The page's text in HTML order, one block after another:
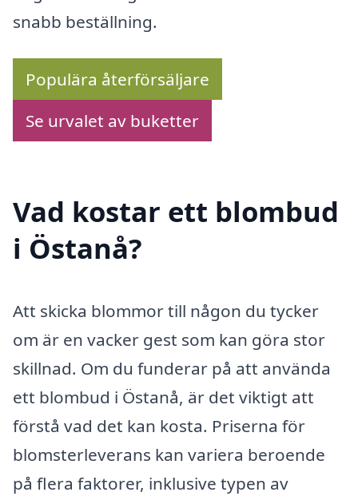
snabb beställning.
Populära återförsäljare
Se urvalet av buketter
Vad kostar ett blombud
i Östanå?
Att skicka blommor till någon du tycker
om är en vacker gest som kan göra stor
skillnad. Om du funderar på att använda
ett blombud i Östanå, är det viktigt att
förstå vad det kan kosta. Priserna för
blomsterleverans kan variera beroende
på flera faktorer, inklusive typen av